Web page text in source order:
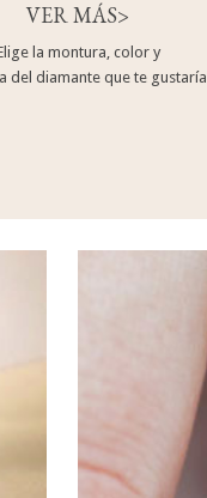
VER MÁS>
la montura, color y
del diamante que te gustaría